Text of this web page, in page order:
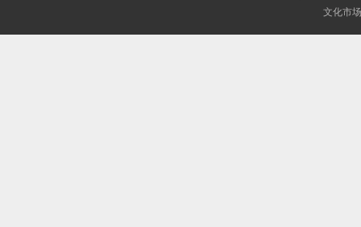
文化市